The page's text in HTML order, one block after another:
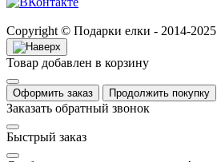
Copyright © Подарки елки - 2014-2025
Товар добавлен в корзину
Оформить заказ Продолжить покупку
Заказать обратный звонок
Быстрый заказ